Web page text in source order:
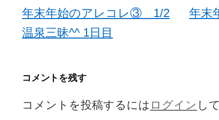
稿
ナ
シ
年末年始のアレコレ③ 1/2
温泉三昧^^ 1日目
年末
コメントを残す
コメントを投稿するには ログイン し